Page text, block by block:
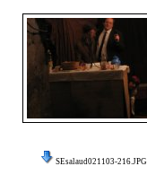
SEsalaud021103-216.JPG